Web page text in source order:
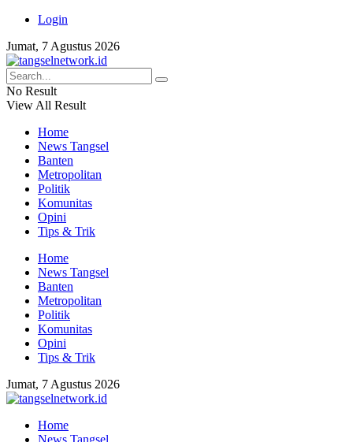
Login
Jumat, 7 Agustus 2026
No Result
View All Result
Home
News Tangsel
Banten
Metropolitan
Politik
Komunitas
Opini
Tips & Trik
Home
News Tangsel
Banten
Metropolitan
Politik
Komunitas
Opini
Tips & Trik
Jumat, 7 Agustus 2026
Home
News Tangsel